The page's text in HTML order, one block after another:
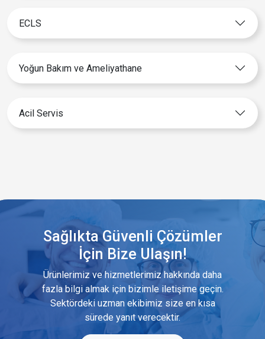
ECLS
Yoğun Bakım ve Ameliyathane
Acil Servis
Sağlıkta Güvenli Çözümler
İçin Bize Ulaşın!
Ürünlerimiz ve hizmetlerimiz hakkında daha
fazla bilgi almak için bizimle iletişime geçin.
Sektördeki uzman ekibimiz size en kısa
sürede yanıt verecektir.